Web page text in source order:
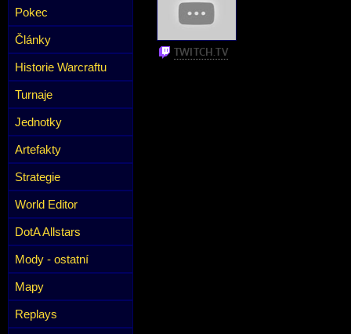
Pokec
Články
Historie Warcraftu
Turnaje
Jednotky
Artefakty
Strategie
World Editor
DotA Allstars
Mody - ostatní
Mapy
Replays